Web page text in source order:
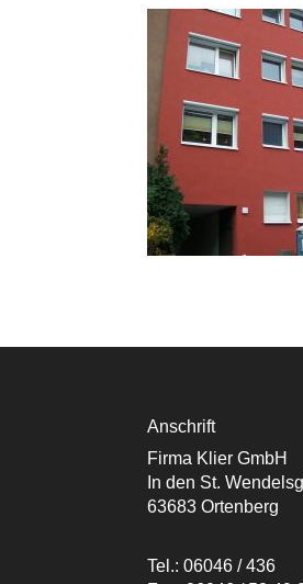
Anschrift
Firma Klier GmbH
In den St.
63683 Ortenberg
Tel.: 06046 / 436